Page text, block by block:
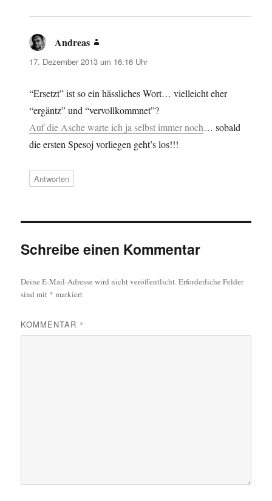
Andreas
17. Dezember 2013 um 16:16 Uhr
“Ersetzt” ist so ein hässliches Wort… vielleicht eher
“ergäntz” und “vervollkommnet”?
Auf die Asche warte ich ja selbst immer noch… sobald
die ersten Spesoj vorliegen geht’s los!!!
Antworten
Schreibe einen Kommentar
Deine E-Mail-Adresse wird nicht veröffentlicht. Erforderliche Felder
sind mit * markiert
KOMMENTAR *